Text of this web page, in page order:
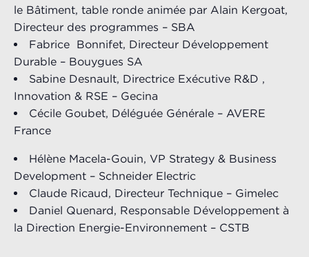
le Bâtiment, table ronde animée par Alain Kergoat,
Directeur des programmes – SBA
Fabrice Bonnifet, Directeur Développement
Durable – Bouygues SA
Sabine Desnault, Directrice Exécutive R&D ,
Innovation & RSE – Gecina
Cécile Goubet, Déléguée Générale – AVERE
France
Hélène Macela-Gouin, VP Strategy & Business
Development – Schneider Electric
Claude Ricaud, Directeur Technique – Gimelec
Daniel Quenard, Responsable Développement à
la Direction Energie-Environnement – CSTB